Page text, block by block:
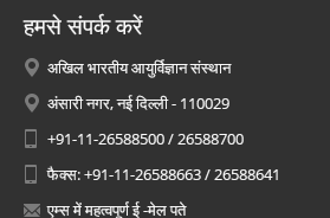
हमसे संपर्क करें
अखिल भारतीय आयुर्विज्ञान संस्थान
अंसारी नगर, नई दिल्ली - 110029
+91-11-26588500 / 26588700
फैक्स: +91-11-26588663 / 26588641
एम्स में महत्वपूर्ण ई -मेल पते